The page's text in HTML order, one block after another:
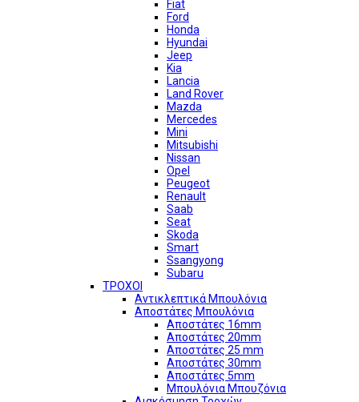
Fiat
Ford
Honda
Hyundai
Jeep
Kia
Lancia
Land Rover
Mazda
Mercedes
Mini
Mitsubishi
Nissan
Opel
Peugeot
Renault
Saab
Seat
Skoda
Smart
Ssangyong
Subaru
ΤΡΟΧΟΙ
Αντικλεπτικά Μπουλόνια
Αποστάτες Μπουλόνια
Αποστάτες 16mm
Αποστάτες 20mm
Αποστάτες 25 mm
Αποστάτες 30mm
Αποστάτες 5mm
Μπουλόνια Μπουζόνια